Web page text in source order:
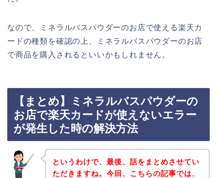
なので、ミネラルバスパウダーのお店で使える楽天カ
ードの種類を確認の上、ミネラルバスパウダーのお店
で商品を購入されるといいかもしれません。
【まとめ】ミネラルバスパウダーの
お店で楽天カードが使えないエラー
が発生した時の解決方法
というわけで、最後、話をまとめさせてい
ただきますね。今回、こちらの記事では、